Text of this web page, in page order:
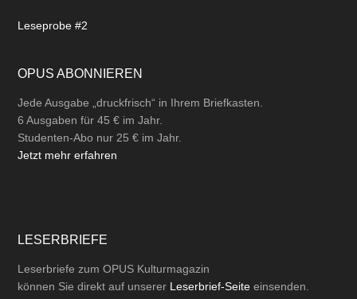
Leseprobe #2
OPUS ABONNIEREN
Jede Ausgabe „druckfrisch“ in Ihrem Briefkasten.
6 Ausgaben für 45 € im Jahr.
Studenten-Abo nur 25 € im Jahr.
Jetzt mehr erfahren
LESERBRIEFE
Leserbriefe zum OPUS Kulturmagazin
können Sie direkt auf unserer Leserbrief-Seite einsenden.